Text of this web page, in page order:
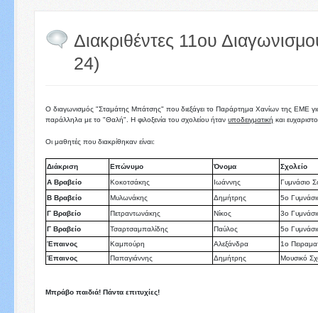
Διακριθέντες 11ου
24)
Ο διαγωνισμός "Σταμάτης Μπάτσης" που διεξάγει το Παράρτημα Χανίων της ΕΜΕ
παράλληλα με το "Θαλή". Η φιλοξενία του σχολείου ήτανυποδειγματική και
Οι μαθητές που διακρίθηκαν είναι:
Διάκριση Επώνυμο Όνομα
Σχολείο
Α Βραβείο
Κοκοτσάκης Ιωάννης
Γυμνάσιο
Β Βραβείο
Μυλωνάκης Δημήτρης
5ο
Γ Βραβείο
Πετραντωνάκης Νίκος
3ο
Γ Βραβείο
Τσαρτσαμπαλίδης Παύλος
5ο
Έπαινος
Καμπούρη Αλεξάνδρα
1ο
Έπαινος
Παπαγιάννης Δημήτρης Μουσικό
Μπράβο παιδιά! Πάντα επιτυχίες!